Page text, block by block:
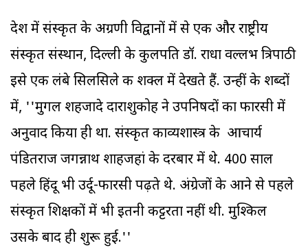
देश में संस्कृत के अग्रणी विद्वानों में से एक और राष्ट्रीय
संस्कृत संस्थान, दिल्ली के कुलपति डॉ. राधा वल्लभ त्रिपाठी
इसे एक लंबे सिलसिले की शक्ल में देखते हैं. उन्हीं के शब्दों
में, ''मुगल शहजादे दाराशुकोह ने उपनिषदों का फारसी में
अनुवाद किया ही था. संस्कृत काव्यशास्त्र के आचार्य
पंडितराज जगन्नाथ शाहजहां के दरबार में थे. 400 साल
पहले हिंदू भी उर्दू-फारसी पढ़ते थे. अंग्रेजों के आने से पहले
संस्कृत शिक्षकों में भी इतनी कट्टरता नहीं थी. मुश्किल
उसके बाद ही शुरू हुई.''